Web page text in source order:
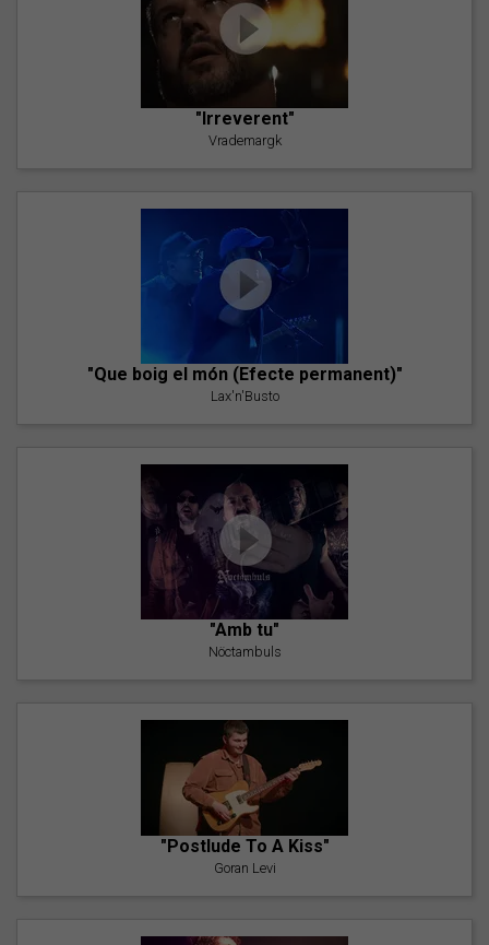
"Irreverent"
Vrademargk
"Que boig el món (Efecte permanent)"
Lax'n'Busto
"Amb tu"
Nöctambuls
"Postlude To A Kiss"
Goran Levi